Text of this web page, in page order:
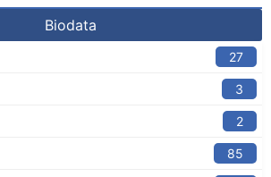
Biodata
27
3
2
85